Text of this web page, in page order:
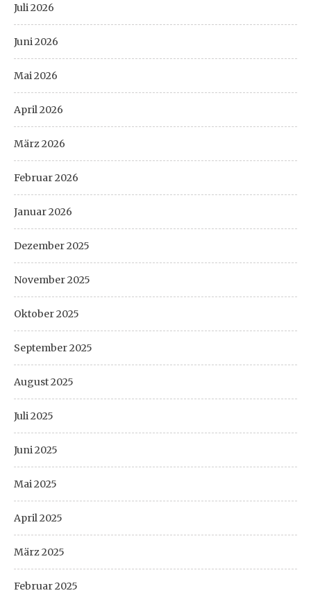
Juli 2026
Juni 2026
Mai 2026
April 2026
März 2026
Februar 2026
Januar 2026
Dezember 2025
November 2025
Oktober 2025
September 2025
August 2025
Juli 2025
Juni 2025
Mai 2025
April 2025
März 2025
Februar 2025